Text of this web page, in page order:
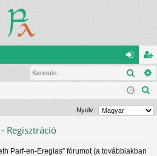
el
ép
eg
is
ztr
r
Nyelv:
Regisztráció
Parf-en-Ereglas” fórumot (a továbbiakban